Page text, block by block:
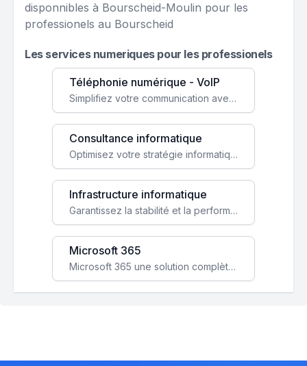
disponnibles à Bourscheid-Moulin pour les
professionels au Bourscheid
Les services numeriques pour les professionels
Téléphonie numérique - VoIP
Simplifiez votre communication avec une solution VoIP flexible, économique et adaptée à vos besoins professionnels.
Consultance informatique
Optimisez votre stratégie informatique avec l'expertise de nos consultants pour améliorer votre efficacité et sécurité.
Infrastructure informatique
Garantissez la stabilité et la performance de votre entreprise avec une infrastructure IT sécurisée et évolutive.
Microsoft 365
Microsoft 365 une solution complète qui booste votre productivité, renforce la sécurité de vos données et facilite la collaboration.